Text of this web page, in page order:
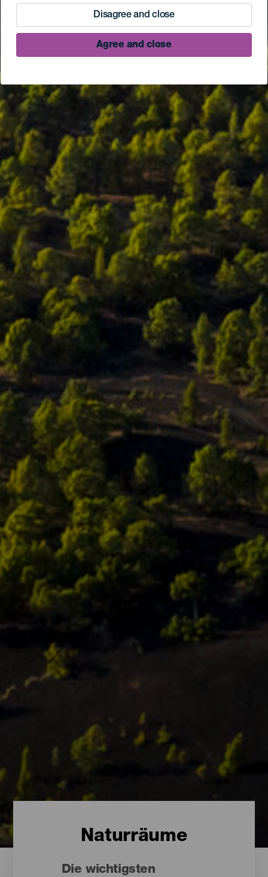
Disagree and close
Agree and close
Naturräume
Die wichtigsten